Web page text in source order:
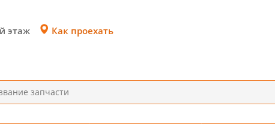
этаж Как проехать